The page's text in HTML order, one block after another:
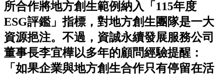
所合作將地方創生範例納入「115年度
ESG評鑑」指標，對地方創生團隊是一大
資源挹注。不過，資誠永續發展服務公司
董事長李宜樺以多年的顧問經驗提醒：
「如果企業與地方創生合作只有停留在活